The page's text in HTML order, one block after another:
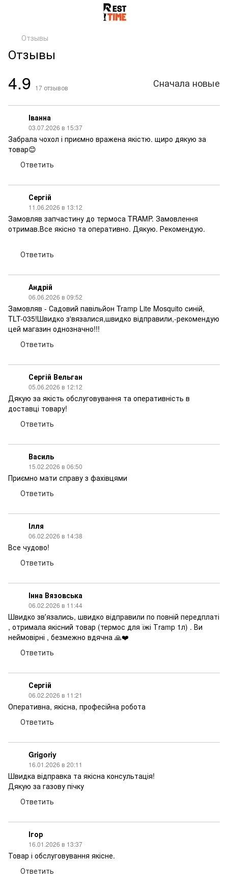
Отзывы
Отзывы
4.9 17 отзывов Сначала новые
Іванна
03.07.2026 в 15:37
Забрала чохол і приємно вражена якістю. щиро дякую за
товар😊
Ответить
Сергій
11.06.2026 в 13:12
Замовляв запчастину до термоса TRAMP. Замовлення
отримав.Все якісно та оперативно. Дякую. Рекомендую.
Ответить
Андрій
06.06.2026 в 09:52
Замовляв - Садовий павільйон Tramp Lite Mosquito синій,
TLT-035!Швидко з'вязалися,швидко відправили,-рекомендую
цей магазин однозначно!!!
Ответить
Сергій Вельган
05.06.2026 в 12:12
Дякую за якість обслуговування та оперативність в
доставці товару!
Ответить
Василь
15.02.2026 в 06:50
Приємно мати справу з фахівцями
Ответить
Ілля
06.02.2026 в 14:38
Все чудово!
Ответить
Інна Вязовська
06.02.2026 в 11:44
Швидко звʼязалиcь, швидко відправили по повній передплаті
, отримала якісний товар (термос для їжі Тrаmp 1л) . Ви
неймовірні , безмежно вдячна 🙏❤️
Ответить
Сергій
06.02.2026 в 11:21
Оперативна, якісна, професійна робота
Ответить
Grigoriy
16.01.2026 в 20:11
Швидка відправка та якісна консультація!
Дякую за газову пічку
Ответить
Ігор
16.01.2026 в 13:37
Товар і обслуговування якісне.
Ответить